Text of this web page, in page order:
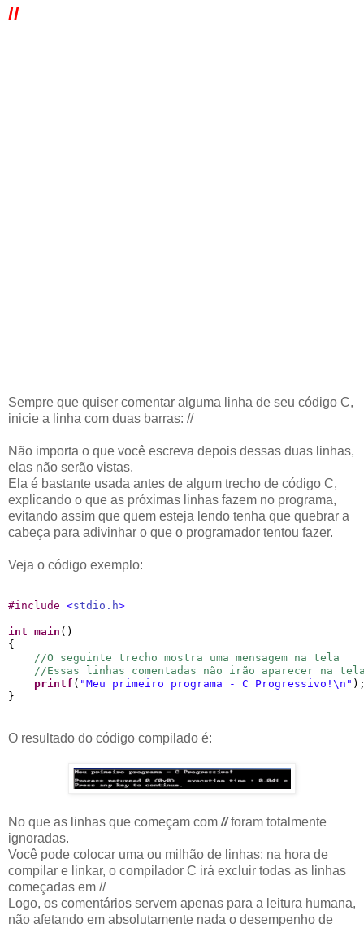
//
Sempre que quiser comentar alguma linha de seu código C,
inicie a linha com duas barras: //
Não importa o que você escreva depois dessas duas linhas,
elas não serão vistas.
Ela é bastante usada antes de algum trecho de código C,
explicando o que as próximas linhas fazem no programa,
evitando assim que quem esteja lendo tenha que quebrar a
cabeça para adivinhar o que o programador tentou fazer.
Veja o código exemplo:
#include <stdio.h>
int main ()
{
//O seguinte trecho mostra uma mensagem na tela
//Essas linhas comentadas não irão aparecer na
printf ( "Meu primeiro programa - C Progressivo! \n "
O resultado do código compilado é:
No que as linhas que começam com //foram totalmente
ignoradas.
Você pode colocar uma ou milhão de linhas: na hora de
compilar e linkar, o compilador C irá excluir todas as linhas
começadas em //
Logo, os comentários servem apenas para a leitura humana,
não afetando em absolutamente nada o desempenho de